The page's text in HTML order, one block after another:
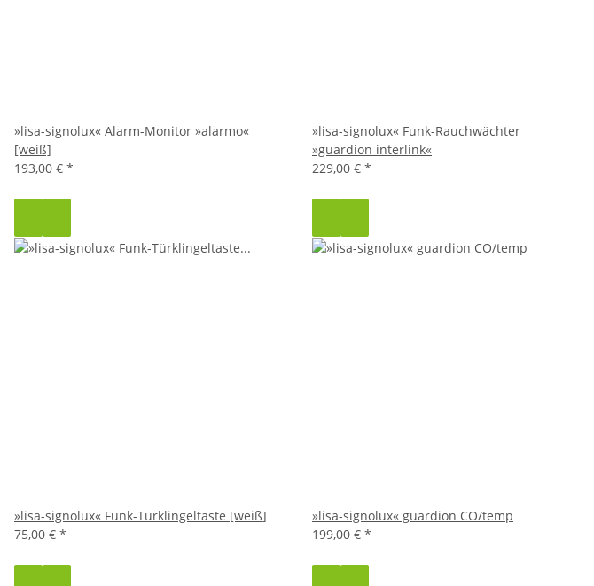
»lisa-signolux« Alarm-Monitor »alarmo«
[weiß]
193,00 € *
»lisa-signolux« Funk-Rauchwächter
»guardion interlink«
229,00 € *
»lisa-signolux« Funk-Türklingeltaste [weiß]
75,00 € *
»lisa-signolux« guardion CO/temp
199,00 € *